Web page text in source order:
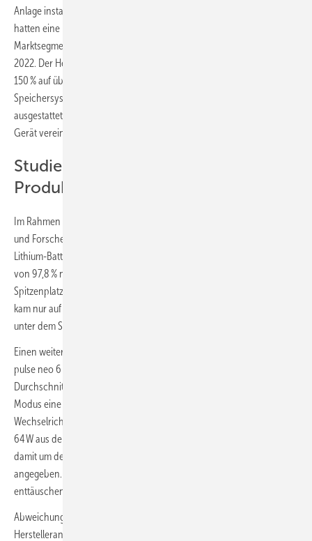
Anlage installiert. Über 675 000 der neu errichteten PV-Anlagen
hatten eine Nennleistung zwischen 2 und 20 kW und damit in diesem
Marktsegment mehr als doppelt so viele Neuinstallationen wie im Jahr
2022. Der Heimspeichermarkt wuchs im gleichen Zeitraum sogar um
150 % auf über 530 000 neu installierte Batteriespeicher. Vier von fünf
Speichersystemen wurden mit einem Hybridwechselrichter
ausgestattet, der den Solar- und Batteriewechselrichter in einem
Gerät vereint.
Studie bemängelt fehlerhafte
Produktangaben
Im Rahmen der Stromspeicher-Inspektion 2024 haben die Forscher
und Forscherinnen der HTW Berlin die Labormesswerte von 20
Lithium-Batteriesystemen analysiert. Mit einem Batteriewirkungsgrad
von 97,8 % nimmt der Heimspeicher pulse neo 6 von Varta einen
Spitzenplatz ein. Zum Vergleich: Einer der getesteten Batteriespeicher
kam nur auf einen Wirkungsgrad von 87,9 % – fast 10 Prozentpunkte
unter dem Spitzenwert.
Einen weiteren Bestwert erzielte der AC-gekoppelte Heimspeicher
pulse neo 6 mit einem Stand-by-Verbrauch von lediglich 2 W. Im
Durchschnitt benötigen die 20 getesteten Modelle im Stand-by-
Modus eine Leistung von 13 W. Dagegen bezieht der ineffizienteste
Wechselrichter im Test bei entladenem Batteriespeicher beträchtliche
64 W aus dem Stromnetz. „Sein gemessener Stand-by-Verbrauch ist
damit um den Faktor 10 höher als vom Hersteller auf dem Datenblatt
angegeben. Aus Sicht der Verbraucher ist das besonders
enttäuschend“, resümiert Cheyenne Schlüter, Mitautorin der Studie.
Abweichungen zwischen den Labormesswerten und
Herstellerangaben identifizierte das Team der HTW Berlin auch bei